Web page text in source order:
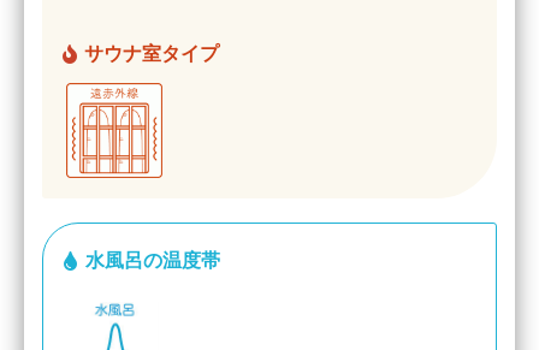
サウナ室タイプ
水風呂の温度帯